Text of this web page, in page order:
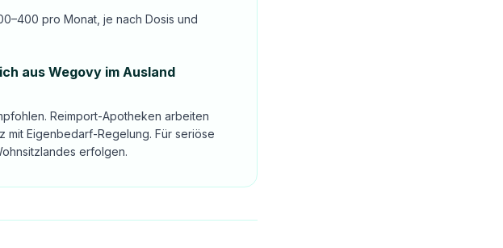
pro Monat, je nach Dosis und
aus Wegovy im Ausland
Reimport-Apotheken arbeiten
mit Eigenbedarf-Regelung. Für seriöse
erfolgen.